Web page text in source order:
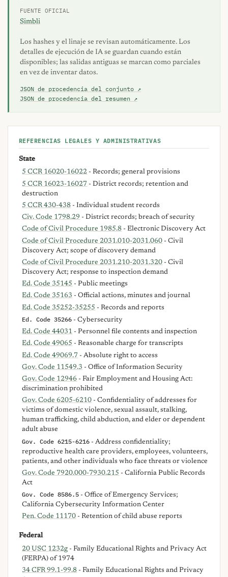
FUENTE OFICIAL
Simbli
Los hashes y el linaje se revisan automáticamente. Los
detalles de ejecución de IA se guardan cuando están
disponibles; las salidas antiguas se marcan como parciales
en vez de inventar datos.
JSON de procedencia del conjunto ↗
JSON de procedencia del resumen ↗
REFERENCIAS LEGALES Y ADMINISTRATIVAS
State
5 CCR 16020-16022 - Records; general provisions
5 CCR 16023-16027 - District records; retention and
destruction
5 CCR 430-438 - Individual student records
Civ. Code 1798.29 - District records; breach of security
Code of Civil Procedure 1985.8 - Electronic Discovery Act
Code of Civil Procedure 2031.010-2031.060 - Civil
Discovery Act; scope of discovery demand
Code of Civil Procedure 2031.210-2031.320 - Civil
Discovery Act; response to inspection demand
Ed. Code 35145 - Public meetings
Ed. Code 35163 - Official actions, minutes and journal
Ed. Code 35252-35255 - Records and reports
Ed. Code 35266 - Cybersecurity
Ed. Code 44031 - Personnel file contents and inspection
Ed. Code 49065 - Reasonable charge for transcripts
Ed. Code 49069.7 - Absolute right to access
Gov. Code 11549.3 - Office of Information Security
Gov. Code 12946 - Fair Employment and Housing Act:
discrimination prohibited
Gov. Code 6205-6210 - Confidentiality of addresses for
victims of domestic violence, sexual assault, stalking,
human trafficking, child abduction, and elder or dependent
adult abuse
Gov. Code 6215-6216 - Address confidentiality;
reproductive health care providers, employees, volunteers,
patients, and other individuals who face threats or violence
Gov. Code 7920.000-7930.215 - California Public Records
Act
Gov. Code 8586.5 - Office of Emergency Services;
California Cybersecurity Information Center
Pen. Code 11170 - Retention of child abuse reports
Federal
20 USC 1232g - Family Educational Rights and Privacy Act
(FERPA) of 1974
34 CFR 99.1-99.8 - Family Educational Rights and Privacy